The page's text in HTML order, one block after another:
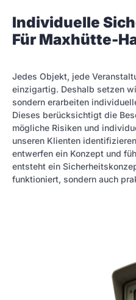
Individuelle
Für Maxhütte-
Jedes Objekt, jede
einzigartig. Deshalb setzen
sondern erarbeiten
Dieses berücksichtigt die
mögliche Risiken und
unseren Klienten
entwerfen ein Konzept und
entsteht ein
funktioniert, sondern auch